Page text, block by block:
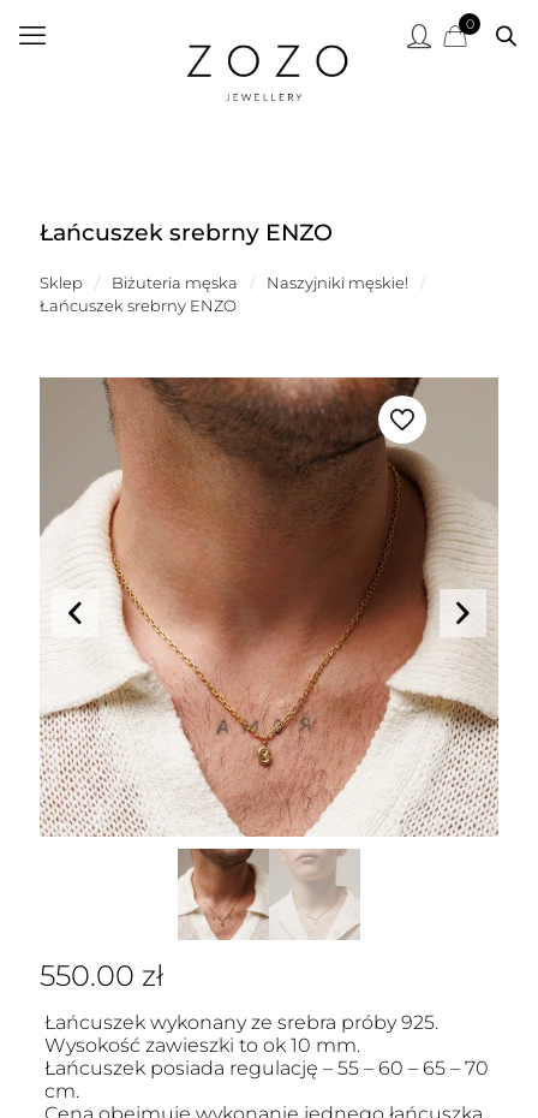
0
Łańcuszek srebrny ENZO
Sklep / Biżuteria męska / Naszyjniki męskie!
/
Łańcuszek srebrny ENZO
550.00 zł
Łańcuszek wykonany ze srebra próby 925.
Wysokość zawieszki to ok 10 mm.
Łańcuszek posiada regulację – 55 – 60 – 65 – 70
cm.